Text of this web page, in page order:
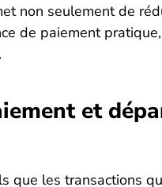
non seulement de
de paiement
et
que les transactions